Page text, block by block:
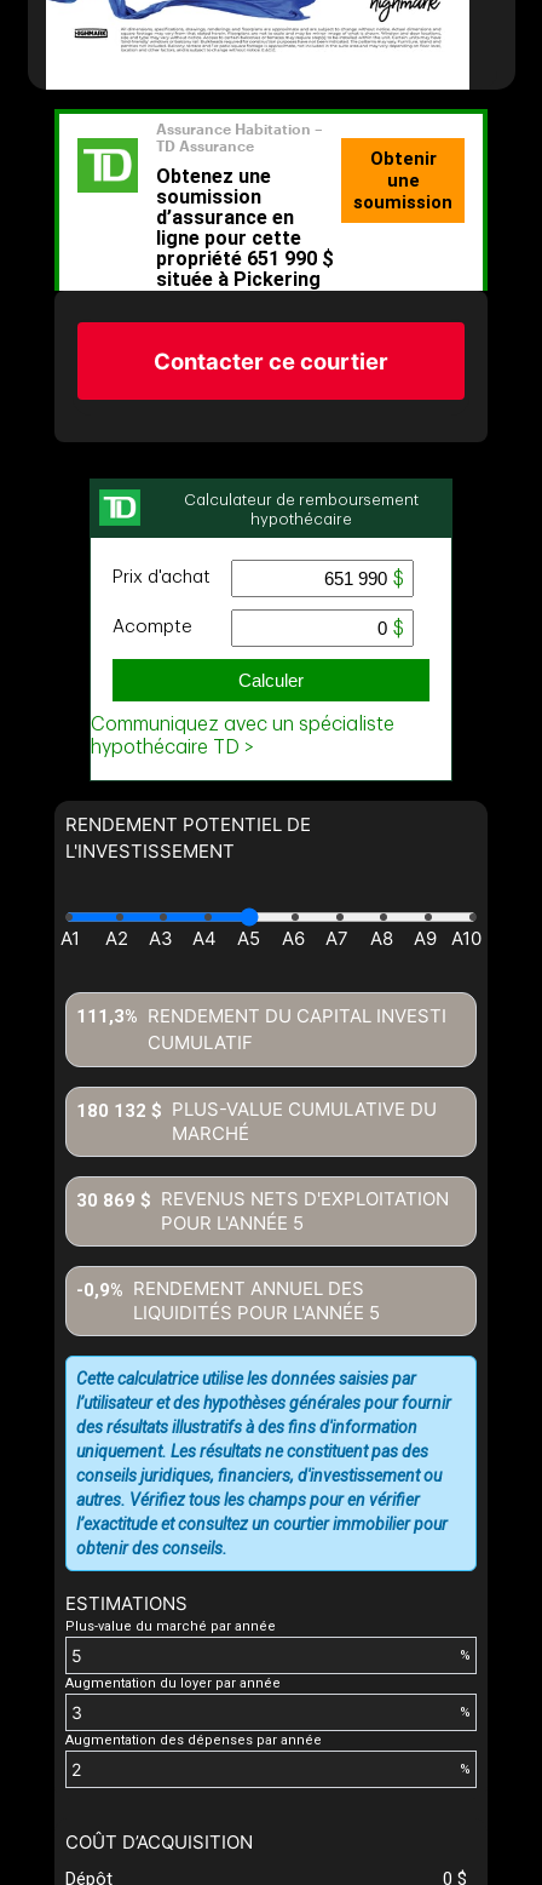
Contacter ce courtier
RENDEMENT POTENTIEL DE
L'INVESTISSEMENT
RENDEMENT DU CAPITAL INVESTI
CUMULATIF
111,3%
PLUS-VALUE CUMULATIVE DU
MARCHÉ
180 132 $
REVENUS NETS D'EXPLOITATION
POUR L'ANNÉE 5
30 869 $
RENDEMENT ANNUEL DES
LIQUIDITÉS POUR L'ANNÉE 5
-0,9%
ESTIMATIONS
Plus-value du marché par année
%
Augmentation du loyer par année
%
Augmentation des dépenses par année
%
Cette calculatrice utilise les données saisies par
l’utilisateur et des hypothèses générales pour fournir
des résultats illustratifs à des fins d'information
uniquement. Les résultats ne constituent pas des
conseils juridiques, financiers, d'investissement ou
autres. Vérifiez tous les champs pour en vérifier
l’exactitude et consultez un courtier immobilier pour
obtenir des conseils.
COÛT D’ACQUISITION
Dépôt 0 $